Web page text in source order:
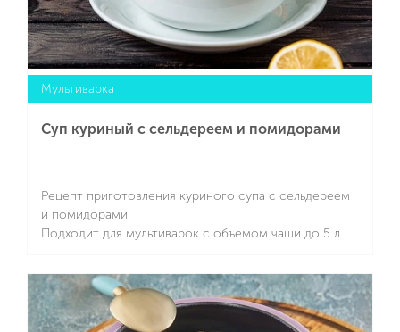
Мультиварка
Суп куриный с сельдереем и помидорами
Рецепт приготовления куриного супа с сельдереем
и помидорами.
Подходит для мультиварок с объемом чаши до 5 л.
Подробнее